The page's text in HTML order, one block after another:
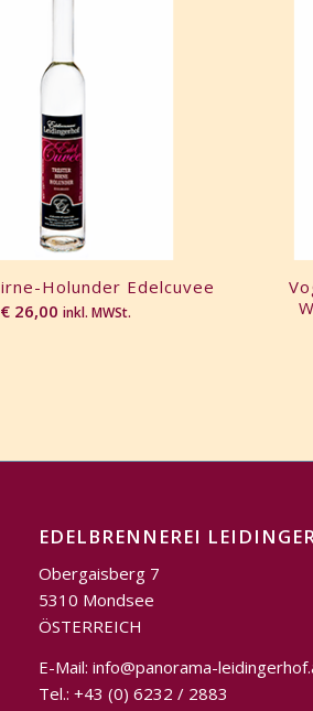
Holunder Edelcuvee
€26,00 inkl. MWSt.
EDELBRENNEREI
Obergaisberg 7
5310 Mondsee
ÖSTERREICH
E-Mail: info@panorama-
Tel.: +43 (0) 6232 / 2883